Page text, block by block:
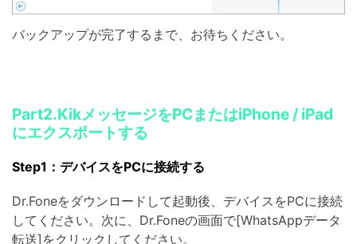
バックアップが完了するまで、お待ちください。
Part2.KikメッセージをPCまたはiPhone / iPad
にエクスポートする
Step1：デバイスをPCに接続する
Dr.Foneをダウンロードして起動後、デバイスをPCに接続
してください。次に、Dr.Foneの画面で[WhatsAppデータ
転送]をクリックしてください。